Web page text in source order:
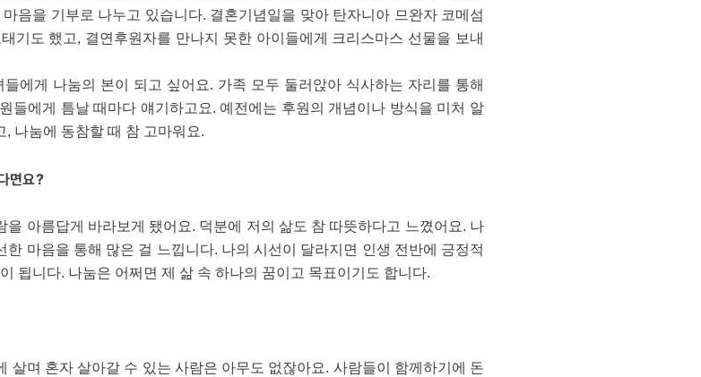
음을 기부로 나누고 있습니다. 결혼기념일을 맞아 탄자니아 므완자 코메섬
기도 했고, 결연후원자를 만나지 못한 아이들에게 크리스마스 선물을 보내
에게 나눔의 본이 되고 싶어요. 가족 모두 둘러앉아 식사하는 자리를 통해
들에게 틈날 때마다 얘기하고요. 예전에는 후원의 개념이나 방식을 미처 알
나눔에 동참할 때 참 고마워요.
면요?
아름답게 바라보게 됐어요. 덕분에 저의 삶도 참 따뜻하다고 느꼈어요. 나
마음을 통해 많은 걸 느낍니다. 나의 시선이 달라지면 인생 전반에 긍정적
됩니다. 나눔은 어쩌면 제 삶 속 하나의 꿈이고 목표이기도 합니다.
살며 혼자 살아갈 수 있는 사람은 아무도 없잖아요. 사람들이 함께하기에 돈